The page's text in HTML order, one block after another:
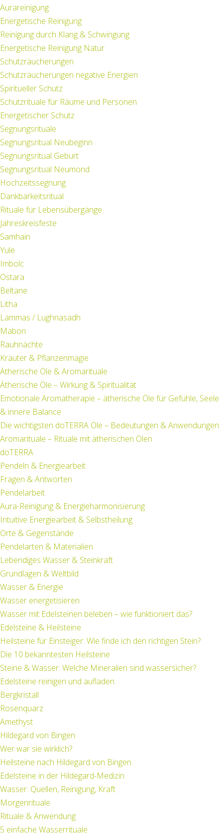
Aurareinigung
Energetische Reinigung
Reinigung durch Klang & Schwingung
Energetische Reinigung Natur
Schutzräucherungen
Schutzräucherungen negative Energien
Spiritueller Schutz
Schutzrituale für Räume und Personen
Energetischer Schutz
Segnungsrituale
Segnungsritual Neubeginn
Segnungsritual Geburt
Segnungsritual Neumond
Hochzeitssegnung
Dankbarkeitsritual
Rituale für Lebensübergänge
Jahreskreisfeste
Samhain
Yule
Imbolc
Ostara
Beltane
Litha
Lammas / Lughnasadh
Mabon
Rauhnächte
Kräuter & Pflanzenmagie
Ätherische Öle & Aromarituale
Ätherische Öle – Wirkung & Spiritualität
Emotionale Aromatherapie – ätherische Öle für Gefühle, Seele
& innere Balance
Die wichtigsten doTERRA Öle – Bedeutungen & Anwendungen
Aromarituale – Rituale mit ätherischen Ölen
doTERRA
Pendeln & Energiearbeit
Fragen & Antworten
Pendelarbeit
Aura-Reinigung & Energieharmonisierung
Intuitive Energiearbeit & Selbstheilung
Orte & Gegenstände
Pendelarten & Materialien
Lebendiges Wasser & Steinkraft
Grundlagen & Weltbild
Wasser & Energie
Wasser energetisieren
Wasser mit Edelsteinen beleben – wie funktioniert das?
Edelsteine & Heilsteine
Heilsteine für Einsteiger: Wie finde ich den richtigen Stein?
Die 10 bekanntesten Heilsteine
Steine & Wasser: Welche Mineralien sind wassersicher?
Edelsteine reinigen und aufladen
Bergkristall
Rosenquarz
Amethyst
Hildegard von Bingen
Wer war sie wirklich?
Heilsteine nach Hildegard von Bingen
Edelsteine in der Hildegard-Medizin
Wasser: Quellen, Reinigung, Kraft
Morgenrituale
Rituale & Anwendung
5 einfache Wasserrituale